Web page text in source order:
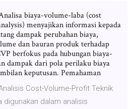
biaya-volume-laba (cost
menyajikan informasi kepada
dampak perubahan biaya,
dan bauran produk terhadap
berfokus pada hubungan biaya-
dampak dari pola perilaku biaya
keputusan. Pemahaman
Cost-Volume-Profit Teknik
digunakan dalam analisis